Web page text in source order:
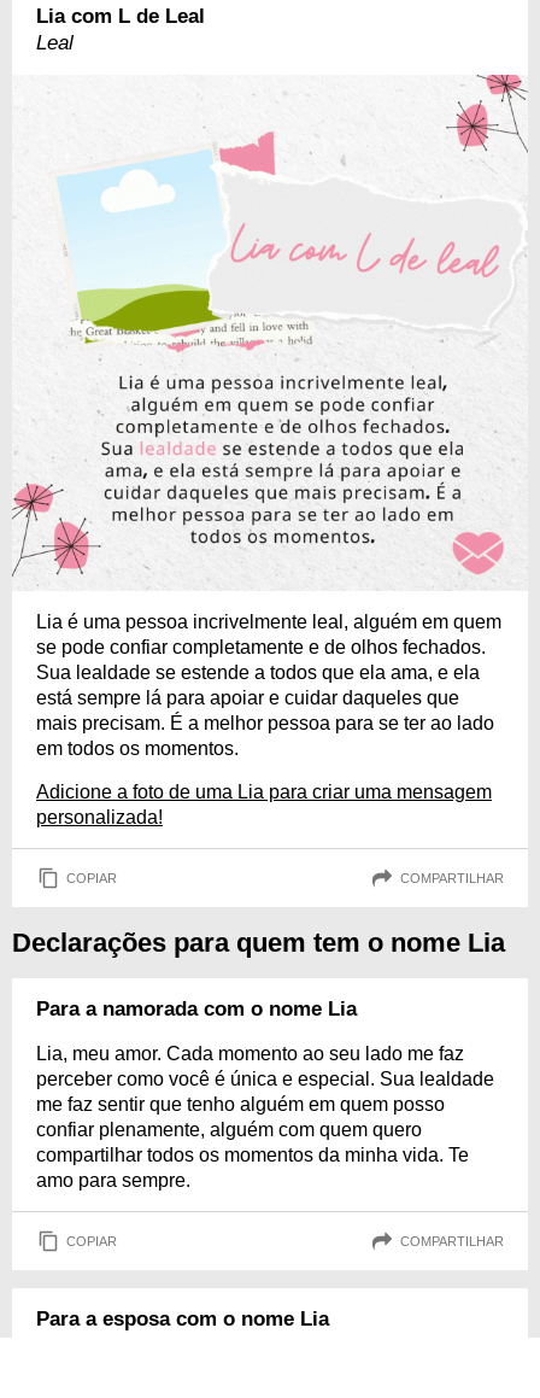
Lia com L de Leal
Leal
Lia é uma pessoa incrivelmente leal, alguém em quem
se pode confiar completamente e de olhos fechados.
Sua lealdade se estende a todos que ela ama, e ela
está sempre lá para apoiar e cuidar daqueles que
mais precisam. É a melhor pessoa para se ter ao lado
em todos os momentos.
Adicione a foto de uma Lia para criar uma mensagem
personalizada!
COPIAR COMPARTILHAR
Declarações para quem tem o nome Lia
Para a namorada com o nome Lia
Lia, meu amor. Cada momento ao seu lado me faz
perceber como você é única e especial. Sua lealdade
me faz sentir que tenho alguém em quem posso
confiar plenamente, alguém com quem quero
compartilhar todos os momentos da minha vida. Te
amo para sempre.
COPIAR COMPARTILHAR
Para a esposa com o nome Lia